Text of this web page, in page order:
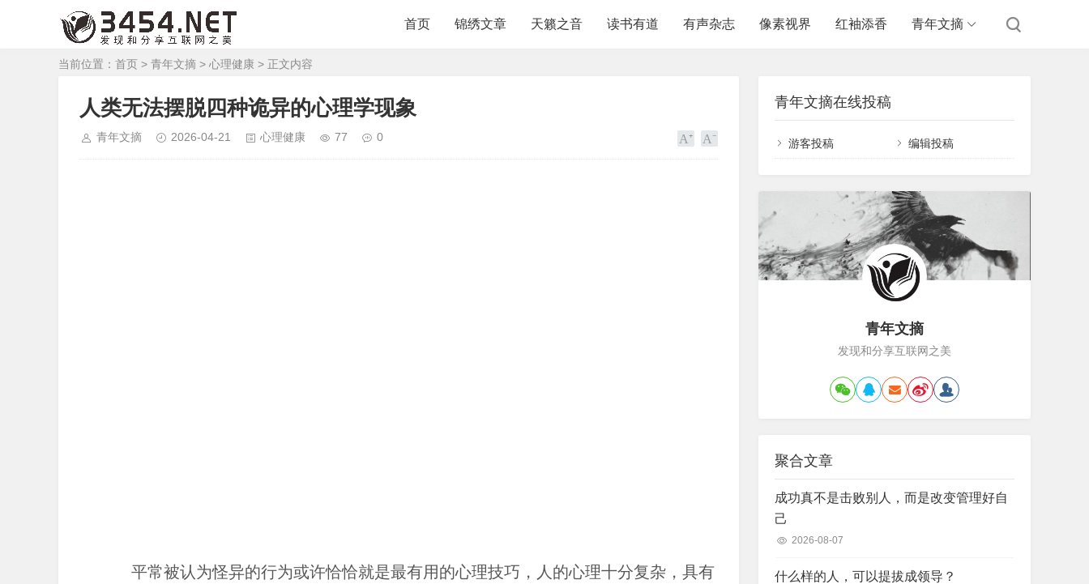
首页 锦绣文章 天籁之音 读书有道 有声杂志 像素视界 红袖添香 青年文摘
当前位置： 首页 > 青年文摘 > 心理健康 > 正文内容
人类无法摆脱四种诡异的心理学现象
青年文摘 2026-04-21 心理健康 77 0
平常被认为怪异的行为或许恰恰就是最有用的心理技巧，人的心理十分复杂，具有
青年文摘在线投稿
游客投稿 编辑投稿
青年文摘
发现和分享互联网之美
聚合文章
成功真不是击败别人，而是改变管理好自
己
2026-08-07
什么样的人，可以提拔成领导？